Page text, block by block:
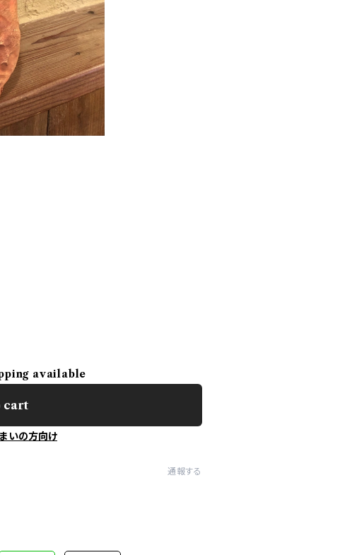
available
cart
いの方向け
通報する